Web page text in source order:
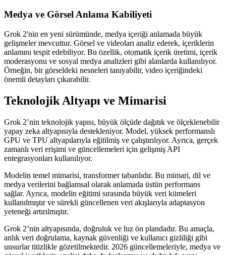
Medya ve Görsel Anlama Kabiliyeti
Grok 2'nin en yeni sürümünde, medya içeriği anlamada büyük
gelişmeler mevcuttur. Görsel ve videoları analiz ederek, içeriklerin
anlamını tespit edebiliyor. Bu özellik, otomatik içerik üretimi, içerik
moderasyonu ve sosyal medya analizleri gibi alanlarda kullanılıyor.
Örneğin, bir görseldeki nesneleri tanıyabilir, video içeriğindeki
önemli detayları çıkarabilir.
Teknolojik Altyapı ve Mimarisi
Grok 2’nin teknolojik yapısı, büyük ölçüde dağıtık ve ölçeklenebilir
yapay zeka altyapısıyla destekleniyor. Model, yüksek performanslı
GPU ve TPU altyapılarıyla eğitilmiş ve çalıştırılıyor. Ayrıca, gerçek
zamanlı veri erişimi ve güncellemeleri için gelişmiş API
entegrasyonları kullanılıyor.
Modelin temel mimarisi, transformer tabanlıdır. Bu mimari, dil ve
medya verilerini bağlamsal olarak anlamada üstün performans
sağlar. Ayrıca, modelin eğitimi sırasında büyük veri kümeleri
kullanılmıştır ve sürekli güncellenen veri akışlarıyla adaptasyon
yeteneği artırılmıştır.
Grok 2’nin altyapısında, doğruluk ve hız ön plandadır. Bu amaçla,
anlık veri doğrulama, kaynak güvenliği ve kullanıcı gizliliği gibi
unsurlar titizlikle gözetilmektedir. 2026 güncellemeleriyle, medya ve